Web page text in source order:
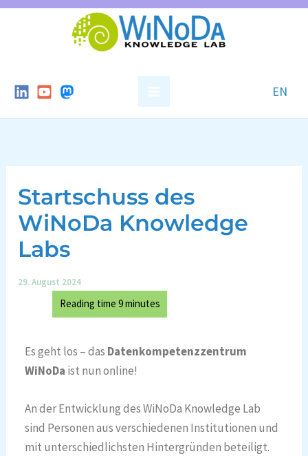
Skip
EN
Startschuss des
WiNoDa Knowledge
Labs
29. August 2024
Es geht los – das Datenkompetenzzentrum
WiNoDa ist nun online!
An der Entwicklung des WiNoDa Knowledge Lab
sind Personen aus verschiedenen Institutionen und
mit unterschiedlichsten Hintergründen beteiligt.